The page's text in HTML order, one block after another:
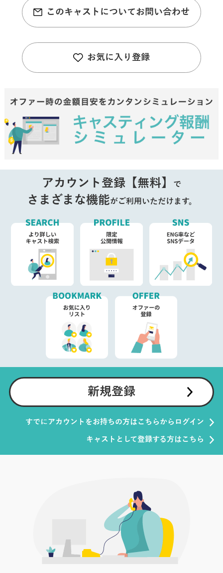
このキャストについてお問い合わせ
お気に入り登録
アカウント登録【無料】 で
さまざまな機能がご利用いただけます。
新規登録
すでにアカウントをお持ちの方はこちらからログイン
キャストとして登録する方はこちら